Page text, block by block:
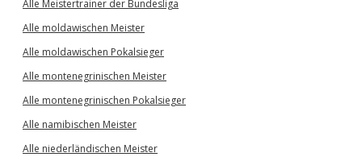
Alle Meistertrainer der Bundesliga
Alle moldawischen Meister
Alle moldawischen Pokalsieger
Alle montenegrinischen Meister
Alle montenegrinischen Pokalsieger
Alle namibischen Meister
Alle niederländischen Meister